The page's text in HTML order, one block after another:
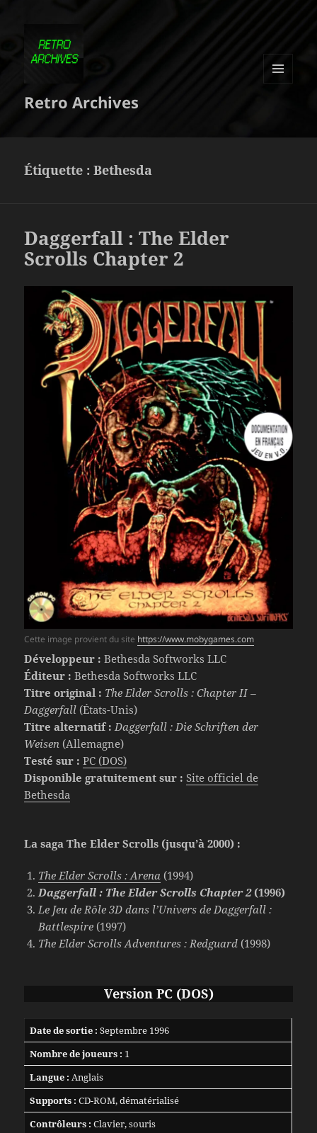
Retro Archives
Étiquette :Bethesda
Daggerfall : The Elder
Scrolls Chapter 2
Cette image provient du site https://www.mobygames.com
Développeur : Bethesda Softworks LLC
Éditeur : Bethesda Softworks LLC
Titre original : The Elder Scrolls : Chapter II –
Daggerfall (États-Unis)
Titre alternatif : Daggerfall : Die Schriften der
Weisen (Allemagne)
Testé sur : PC (DOS)
Disponible gratuitement sur : Site officiel de
Bethesda
La saga The Elder Scrolls (jusqu’à 2000) :
The Elder Scrolls : Arena (1994)
Daggerfall : The Elder Scrolls Chapter 2 (1996)
Le Jeu de Rôle 3D dans l’Univers de Daggerfall :
Battlespire (1997)
The Elder Scrolls Adventures : Redguard (1998)
Version PC (DOS)
Date de sortie : Septembre 1996
Nombre de joueurs : 1
Langue : Anglais
Supports : CD-ROM, dématérialisé
Contrôleurs : Clavier, souris